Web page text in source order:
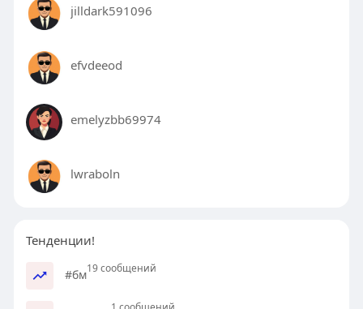
jilldark591096
efvdeeod
emelyzbb69974
lwraboln
Тенденции!
#бм19 сообщений